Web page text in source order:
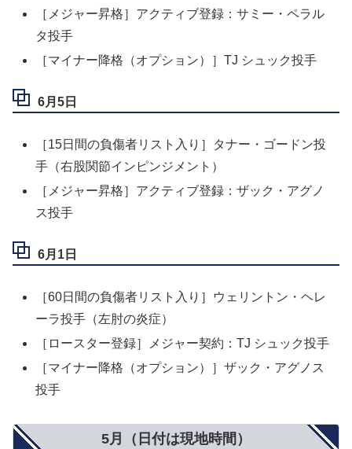
［メジャー昇格］アクティブ登録：サミー・ペラル
タ投手
［マイナー降格（オプション）］TJ シュック投手
6月5日
［15日間の負傷者リスト入り］タナー・ゴードン投
手（右股関節インピンジメント）
［メジャー昇格］アクティブ登録：ザック・アグノ
ス投手
6月1日
［60日間の負傷者リスト入り］ウェリントン・ヘレ
ーラ投手（左肘の炎症）
［ロースター登録］メジャー契約：TJ シュック投手
［マイナー降格（オプション）］ザック・アグノス
投手
5月（日付は現地時間）